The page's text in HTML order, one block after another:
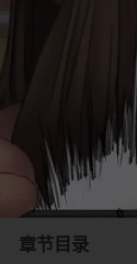
章节目录